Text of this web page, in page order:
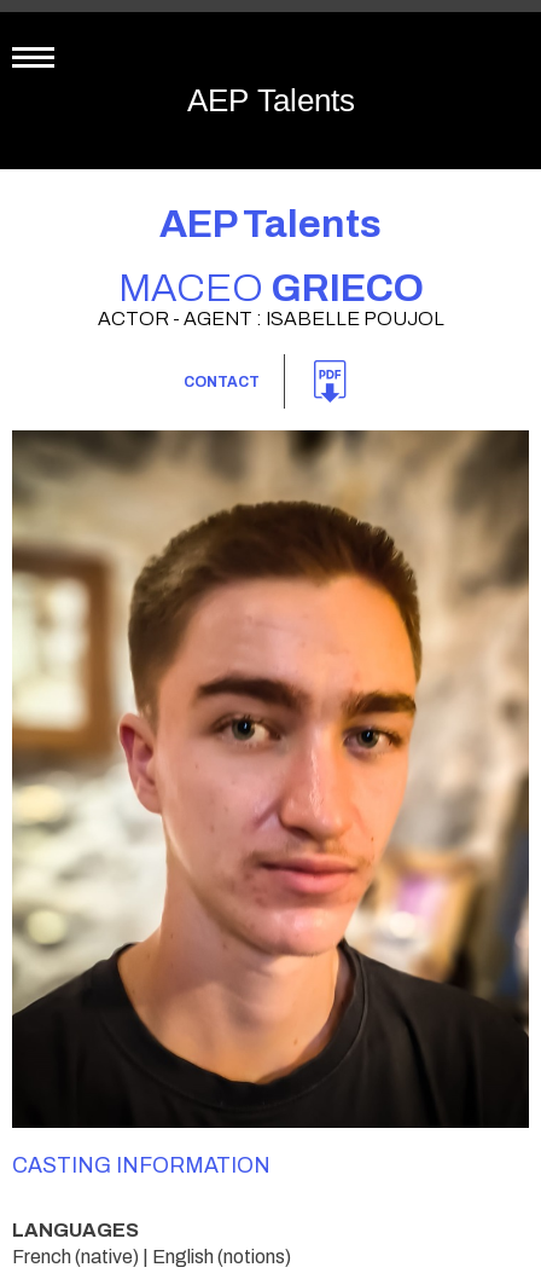
AEP Talents
AEP Talents
MACEO GRIECO
ACTOR - AGENT : ISABELLE POUJOL
CONTACT
CASTING INFORMATION
LANGUAGES
French (native) | English (notions)